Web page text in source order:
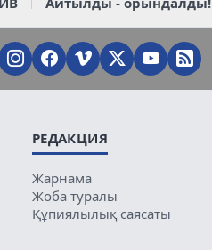
РЕДАКЦИЯ
Жарнама
Жоба туралы
Құпиялылық саясаты